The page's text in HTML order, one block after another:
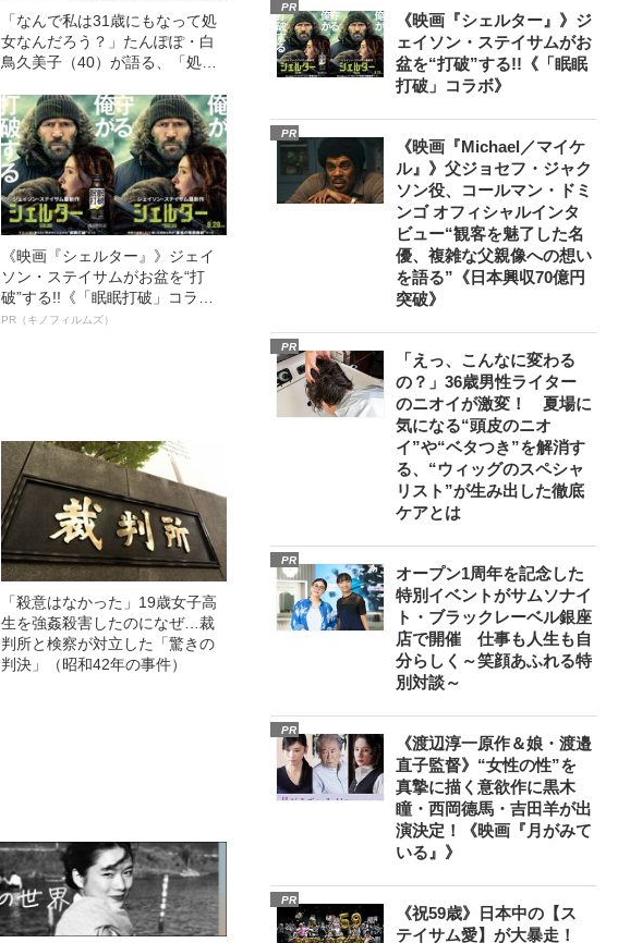
「なんで私は31歳にもなって処
女なんだろう？」たんぽぽ・白
鳥久美子（40）が語る、「処女
《映画『シェルター』》ジェイ
ソン・ステイサムがお盆を“打
破”する!!《「眠眠打破」コラ
ボ》
PR（キノフィルムズ）
「殺意はなかった」19歳女子高
生を強姦殺害したのになぜ…裁
判所と検察が対立した「驚きの
判決」（昭和42年の事件）
PR
《映画『シェルター』》ジ
ェイソン・ステイサムがお
盆を“打破”する!!《「眠眠
打破」コラボ》
PR
《映画『Michael／マイケ
ル』》父ジョセフ・ジャク
ソン役、コールマン・ドミ
ンゴ オフィシャルインタ
ビュー“観客を魅了した名
優、複雑な父親像への想い
を語る”《日本興収70億円
突破》
PR
「えっ、こんなに変わる
の？」36歳男性ライター
のニオイが激変！ 夏場に
気になる“頭皮のニオ
イ”や“ベタつき”を解消す
る、“ウィッグのスペシャ
リスト”が生み出した徹底
ケアとは
PR
オープン1周年を記念した
特別イベントがサムソナイ
ト・ブラックレーベル銀座
店で開催 仕事も人生も自
分らしく～笑顔あふれる特
別対談～
PR
《渡辺淳一原作＆娘・渡邉
直子監督》“女性の性”を
真摯に描く意欲作に黒木
瞳・西岡德馬・吉田羊が出
演決定！《映画『月がみて
いる』》
PR
《祝59歳》日本中の【ス
テイサム愛】が大暴走！